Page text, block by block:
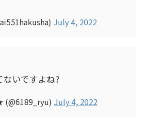
July 4, 2022
いですよね?
July 4, 2022